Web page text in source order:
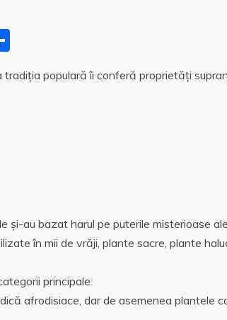
rt
populară îi conferă proprietăți
şi-au bazat harul pe puterile misterioase
în mii de vrăji, plante sacre, plante
principale:
afrodisiace, dar de asemenea plantele